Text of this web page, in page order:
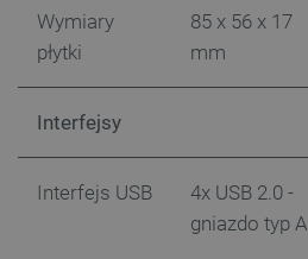
Wymiary
płytki
85 x 56 x 17
mm
Interfejsy
Interfejs USB
4x USB 2.0 -
gniazdo typ A
Polityce prywatności Google